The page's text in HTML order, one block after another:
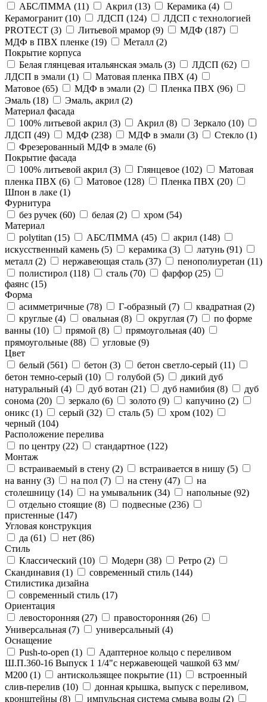
АБС/ПММА (11) Акрил (13) Керамика (4)
Керамогранит (10) ЛДСП (124)
ЛДСП с технологией
PROTECT (3) Литьевой мрамор (9) МДФ (187)
МДФ в ПВХ пленке (19) Металл (2)
Покрытие корпуса
Белая глянцевая итальянская эмаль (3) ЛДСП (62)
ЛДСП в эмали (1) Матовая пленка ПВХ (4)
Матовое (65) МДФ в эмали (2) Пленка ПВХ (96)
Эмаль (18) Эмаль, акрил (2)
Материал фасада
100% литьевой акрил (3) Акрил (8) Зеркало (10)
ЛДСП (49) МДФ (238) МДФ в эмали (3) Стекло (1)
Фрезерованный МДФ в эмале (6)
Покрытие фасада
100% литьевой акрил (3) Глянцевое (102)
Матовая
пленка ПВХ (6) Матовое (128) Пленка ПВХ (20)
Шпон в лаке (1)
Фурнитура
без ручек (60) белая (2) хром (54)
Материал
polytitan (15) АБС/ПММА (45) акрил (148)
искусственный камень (5) керамика (3) латунь (91)
металл (2) нержавеющая сталь (37) пенополиуретан (11)
полистирол (118) сталь (70) фарфор (25)
фаянс (15)
Форма
асимметричные (78) Г-образный (7) квадратная (2)
круглые (4) овальная (8) округлая (7)
по форме
ванны (10) прямой (8) прямоугольная (40)
прямоугольные (88) угловые (9)
Цвет
белый (561) бетон (3) бетон светло-серый (11)
бетон темно-серый (10) голубой (5)
дикий дуб
натуральный (4) дуб вотан (21) дуб намибия (8)
дуб
сонома (20) зеркало (6) золото (9) капучино (2)
оникс (1) серый (32) сталь (5) хром (102)
черный (104)
Расположение перелива
по центру (22) стандартное (122)
Монтаж
встраиваемый в стену (2) встраивается в нишу (5)
на ванну (3) на пол (7) на стену (47)
на
столешницу (14) на умывальник (34) напольные (92)
отдельно стоящие (8) подвесные (236)
пристенные (147)
Угловая конструкция
да (61) нет (86)
Стиль
Классический (10) Модерн (38) Ретро (2)
Скандинавия (1) современный стиль (144)
Стилистика дизайна
современный стиль (17)
Ориентация
левосторонняя (27) правосторонняя (26)
Универсальная (7) универсальный (4)
Оснащение
Push-to-open (1)
Адаптерное кольцо с переливом
Ш.П.360-16 Выпуск 1 1/4"с нержавеющей чашкой 63 мм/
М200 (1) антискользящее покрытие (11)
встроенный
слив-перелив (10)
донная крышка, выпуск с переливом,
кронштейны (8) импульсная система смыва воды (2)